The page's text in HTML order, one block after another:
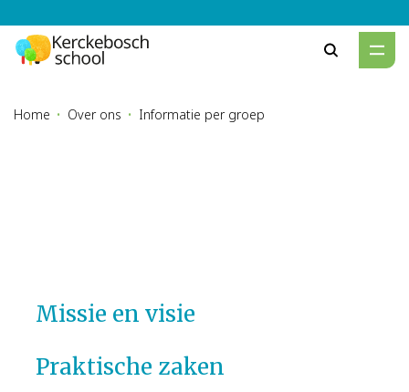
Home Over ons Informatie per groep
Missie en visie
Praktische zaken